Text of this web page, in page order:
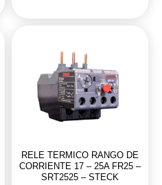
AC/dc
cantidad
RELE TERMICO RANGO DE
CORRIENTE 17 – 25A FR25 –
SRT2525 – STECK